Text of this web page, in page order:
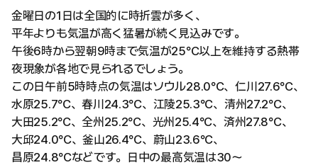
金曜日の1日は全国的に時折雲が多く、
平年よりも気温が高く猛暑が続く見込みです。
午後6時から翌朝9時まで気温が25°C以上を維持する熱帯
夜現象が各地で見られるでしょう。
この日午前5時時点の気温はソウル28.0°C、仁川27.6°C、
水原25.7°C、春川24.3°C、江陵25.3°C、清州27.2°C、
大田25.2°C、全州25.2°C、光州25.4°C、済州27.8°C、
大邱24.0°C、釜山26.4°C、蔚山23.6°C、
昌原24.8°Cなどです。日中の最高気温は30～